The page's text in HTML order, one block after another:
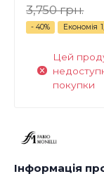
3,750 грн.
- 40% Економія
Цей
покупки
Інформація